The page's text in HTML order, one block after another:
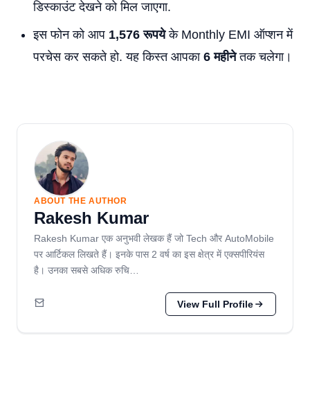
डिस्काउंट देखने को मिल जाएगा.
इस फोन को आप 1,576 रूपयेके Monthly EMI ऑप्शन में
परचेस कर सकते हो. यह किस्त आपका6 महीनेतक चलेगा।
ABOUT THE AUTHOR
Rakesh Kumar
Rakesh Kumar एक अनुभवी लेखक हैं जो Tech और AutoMobile
पर आर्टिकल लिखते हैं। इनके पास 2 वर्ष का इस क्षेत्र में एक्सपीरियंस
है। उनका सबसे अधिक रुचि…
View Full Profile